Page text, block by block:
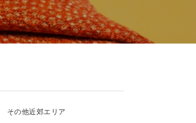
その他近郊エリア